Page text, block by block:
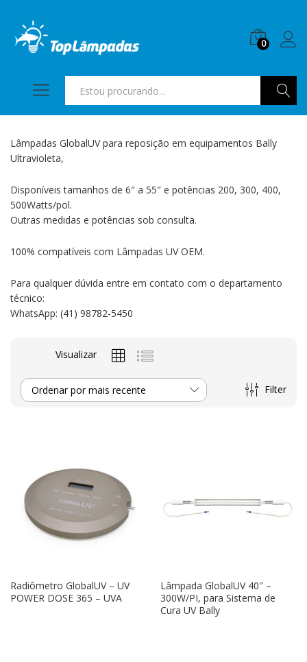
0
Lâmpadas GlobalUV para reposição em equipamentos Bally
Ultravioleta,
Disponíveis tamanhos de 6″ a 55″ e potências 200, 300, 400,
500Watts/pol.
Outras medidas e potências sob consulta.
100% compatíveis com Lâmpadas UV OEM.
Para qualquer dúvida entre em contato com o departamento
técnico:
WhatsApp: (41) 98782-5450
Visualizar
Filter
Ordenar por mais recente
Radiômetro GlobalUV – UV
POWER DOSE 365 – UVA
Lâmpada GlobalUV 40″ –
300W/PI, para Sistema de
Cura UV Bally